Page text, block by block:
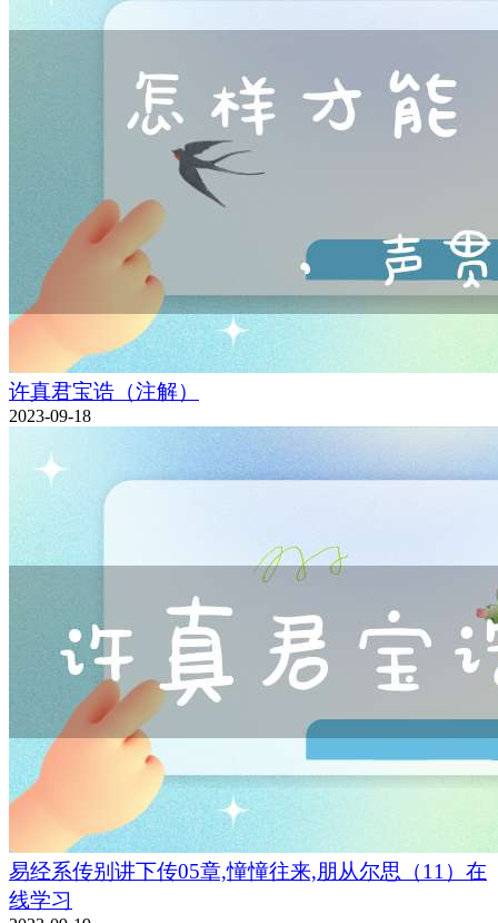
许真君宝诰（注解）
2023-09-18
易经系传别讲下传05章,憧憧往来,朋从尔思（11）在
线学习